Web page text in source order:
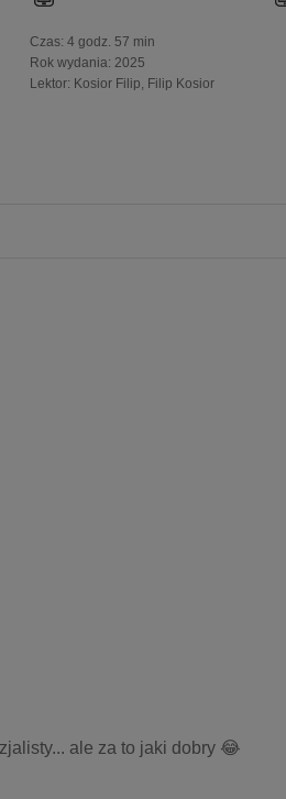
Czas: 4 godz. 57 min
Rok wydania: 2025
Lektor: Kosior Filip Filip Kosior
ale za to jaki dobry 😂